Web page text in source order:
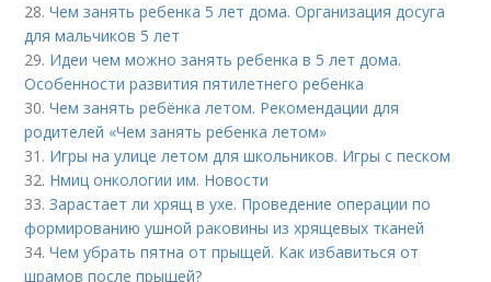
28.Чем занять ребенка 5 лет дома. Организация досуга
для мальчиков 5 лет
29. Идеи чем можно занять ребенка в 5 лет дома.
Особенности развития пятилетнего ребенка
30.Чем занять ребёнка летом. Рекомендации для
родителей «Чем занять ребенка летом»
31. Игры на улице летом для школьников. Игры с песком
32. Нмиц онкологии им. Новости
33.Зарастает ли хрящ в ухе. Проведение операции по
формированию ушной раковины из хрящевых тканей
34.Чем убрать пятна от прыщей. Как избавиться от
шрамов после прыщей?